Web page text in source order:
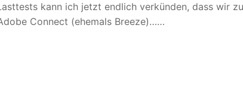
kann ich jetzt endlich verkünden, dass wir
Connect (ehemals Breeze)……